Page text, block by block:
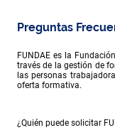
Preguntas
FUNDAE es la
través de la gestión de
las personas
oferta formativa.
¿Quién puede solicitar